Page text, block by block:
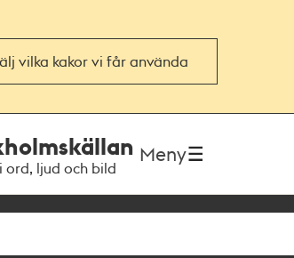
vilka kakor vi får använda
ord, ljud och bild
Meny